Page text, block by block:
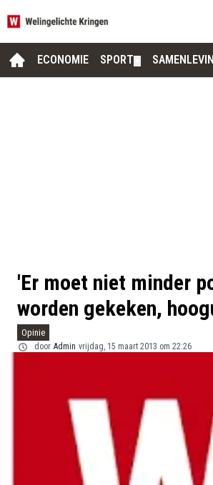
ECONOMIE SPORT
'Er moet niet minder
worden gekeken,
Opinie
door Admin vrijdag, 15 maart 2013 om 22:26